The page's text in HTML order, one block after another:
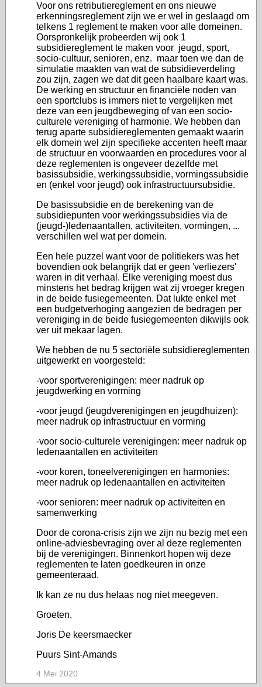
Voor ons retributiereglement en ons nieuwe
erkenningsreglement zijn we er wel in geslaagd om
telkens 1 reglement te maken voor alle domeinen.
Oorspronkelijk probeerden wij ook 1
subsidiereglement te maken voor jeugd, sport,
socio-cultuur, senioren, enz. maar toen we dan de
simulatie maakten van wat de subsidieverdeling
zou zijn, zagen we dat dit geen haalbare kaart was.
De werking en structuur en financiële noden van
een sportclubs is immers niet te vergelijken met
deze van een jeugdbeweging of van een socio-
culturele vereniging of harmonie. We hebben dan
terug aparte subsidiereglementen gemaakt waarin
elk domein wel zijn specifieke accenten heeft maar
de structuur en voorwaarden en procedures voor al
deze reglementen is ongeveer dezelfde met
basissubsidie, werkingssubsidie, vormingssubsidie
en (enkel voor jeugd) ook infrastructuursubsidie.
De basissubsidie en de berekening van de
subsidiepunten voor werkingssubsidies via de
(jeugd-)ledenaantallen, activiteiten, vormingen, ...
verschillen wel wat per domein.
Een hele puzzel want voor de politiekers was het
bovendien ook belangrijk dat er geen 'verliezers'
waren in dit verhaal. Elke vereniging moest dus
minstens het bedrag krijgen wat zij vroeger kregen
in de beide fusiegemeenten. Dat lukte enkel met
een budgetverhoging aangezien de bedragen per
vereniging in de beide fusiegemeenten dikwijls ook
ver uit mekaar lagen.
We hebben de nu 5 sectoriële subsidiereglementen
uitgewerkt en voorgesteld:
-voor sportverenigingen: meer nadruk op
jeugdwerking en vorming
-voor jeugd (jeugdverenigingen en jeugdhuizen):
meer nadruk op infrastructuur en vorming
-voor socio-culturele verenigingen: meer nadruk op
ledenaantallen en activiteiten
-voor koren, toneelverenigingen en harmonies:
meer nadruk op ledenaantallen en activiteiten
-voor senioren: meer nadruk op activiteiten en
samenwerking
Door de corona-crisis zijn we zijn nu bezig met een
online-adviesbevraging over al deze reglementen
bij de verenigingen. Binnenkort hopen wij deze
reglementen te laten goedkeuren in onze
gemeenteraad.
Ik kan ze nu dus helaas nog niet meegeven.
Groeten,
Joris De keersmaecker
Puurs Sint-Amands
4 Mei 2020